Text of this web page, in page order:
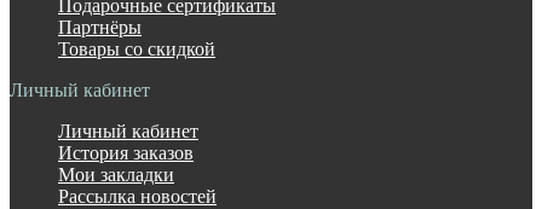
Подарочные сертификаты
Партнёры
Товары со скидкой
Личный кабинет
Личный кабинет
История заказов
Мои закладки
Рассылка новостей